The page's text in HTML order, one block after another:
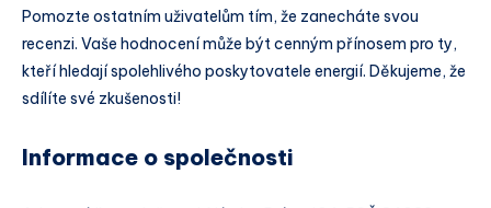
Pomozte ostatním uživatelům tím, že zanecháte svou
recenzi. Vaše hodnocení může být cenným přínosem pro ty,
kteří hledají spolehlivého poskytovatele energií. Děkujeme, že
sdílíte své zkušenosti!
Informace o společnosti